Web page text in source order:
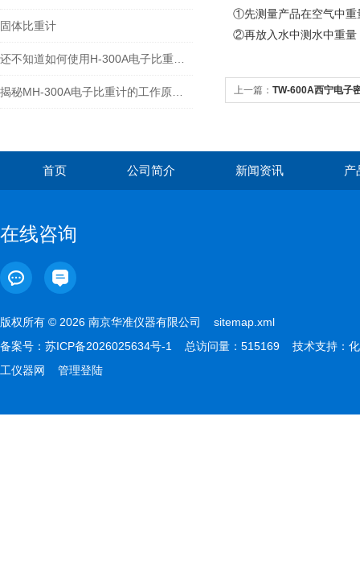
固体比重计
①先测量产品在空气中重
②再放入水中测水中重量
上一篇： TW-600A西宁电子
首页 公司简介 新闻资讯 产
在线咨询
版权所有 © 2026 南京华准仪器有限公司 sitemap.xml
备案号： 苏ICP备2026025634号-1 总访问量：515169 技术支持： 化
工仪器网
管理登陆